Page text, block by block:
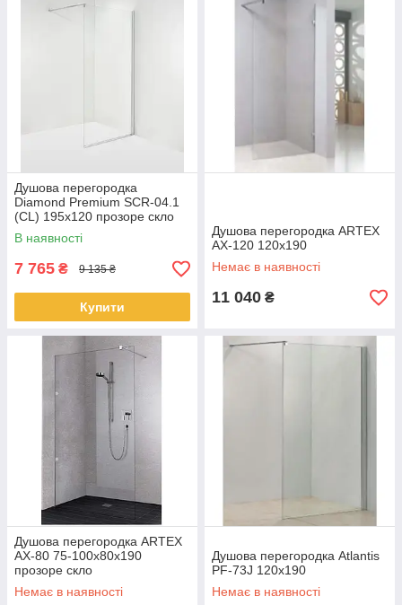
Душова перегородка
Diamond Premium SCR-04.1
(CL) 195x120 прозоре скло
В наявності
7 765 ₴ 9 135 ₴
Купити
Душова перегородка ARTEX
AX-120 120х190
Немає в наявності
11 040 ₴
Душова перегородка ARTEX
AX-80 75-100x80x190
прозоре скло
Немає в наявності
Душова перегородка Atlantis
PF-73J 120х190
Немає в наявності